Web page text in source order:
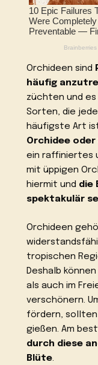
Orchideen sind
häufig
züchten und es
Sorten, die
häufigste Art
Orchidee
ein raffiniertes
mit üppigen
hiermit und die
spektakulär
Orchideen
tropischen
Deshalb
als auch im
verschönern.
fördern, sollten
gießen. Am
durch diese
Blüte.